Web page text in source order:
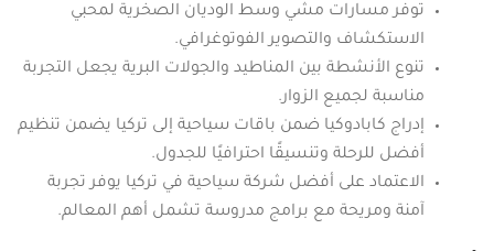
توفر مسارات مشي وسط الوديان الصخرية لمحبي
الاستكشاف والتصوير الفوتوغرافي.
تنوع الأنشطة بين المناطيد والجولات البرية يجعل التجربة
مناسبة لجميع الزوار.
إدراج كابادوكيا ضمن باقات سياحية إلى تركيا يضمن تنظيم
أفضل للرحلة وتنسيقًا احترافيًا للجدول.
الاعتماد على أفضل شركة سياحية في تركيا يوفر تجربة
آمنة ومريحة مع برامج مدروسة تشمل أهم المعالم.